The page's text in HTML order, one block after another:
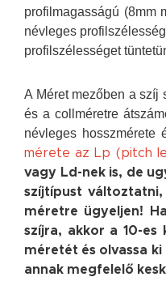
profilmagasságú (8mm
névleges
profilszélességet
A Méret mezőben a szíj
és a collméretre
névleges hosszmérete
mérete az Lp (pitch
vagy Ld-nek is, de
szíjtípust változtatni,
méretre ügyeljen!
szíjra, akkor a 10-es
méretét és olvassa
annak megfelelő